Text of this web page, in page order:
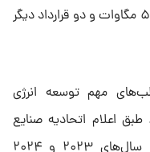
یکی با ظرفیت ۵۹۵ مگاوات، دیگری ۵۰۵ مگاوات و دو قرارداد دیگر
مهم توسعه انرژی
اعلام اتحادیه صنایع